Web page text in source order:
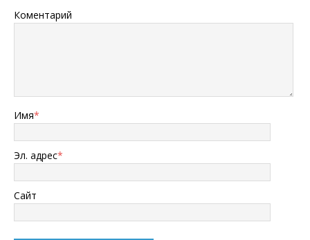
Коментарий
Имя*
Эл. адрес*
Сайт